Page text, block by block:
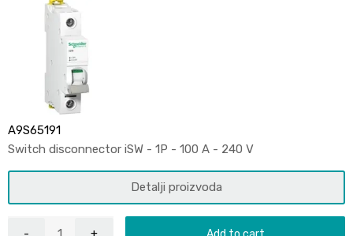
A9S65191
Switch disconnector iSW - 1P - 100 A - 240 V
Detalji proizvoda